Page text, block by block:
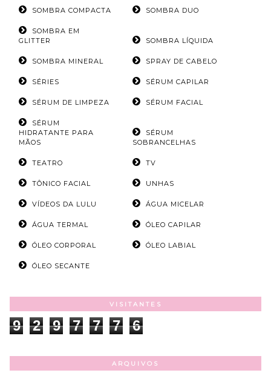
SOMBRA COMPACTA SOMBRA DUO
SOMBRA EM
GLITTER
SOMBRA LÍQUIDA
SOMBRA MINERAL SPRAY DE CABELO
SÉRIES SÉRUM CAPILAR
SÉRUM DE LIMPEZA SÉRUM FACIAL
SÉRUM
HIDRATANTE PARA
MÃOS
SÉRUM
SOBRANCELHAS
TEATRO TV
TÔNICO FACIAL UNHAS
VÍDEOS DA LULU ÁGUA MICELAR
ÁGUA TERMAL ÓLEO CAPILAR
ÓLEO CORPORAL ÓLEO LABIAL
ÓLEO SECANTE
VISITANTES
9 2 9 7 7 7 6
ARQUIVOS